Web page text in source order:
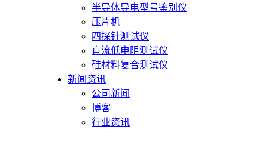
半导体导电型号鉴别仪
压片机
四探针测试仪
直流低电阻测试仪
硅材料复合测试仪
新闻资讯
公司新闻
博客
行业资讯